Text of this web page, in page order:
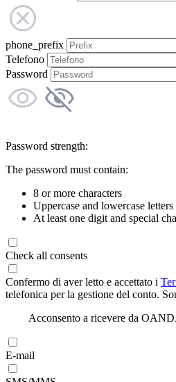
phone_prefix
Telefono
Password
Password strength:
The password must contain:
8 or more characters
Uppercase and lowercase letters
At least one digit and special
Check all consents
Confermo di aver letto e accettato i
telefonica per la gestione del conto.
Acconsento a ricevere da
E-mail